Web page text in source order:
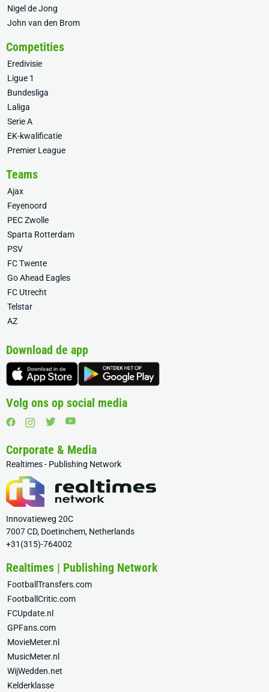
Nigel de Jong
John van den Brom
Competities
Eredivisie
Ligue 1
Bundesliga
Laliga
Serie A
EK-kwalificatie
Premier League
Teams
Ajax
Feyenoord
PEC Zwolle
Sparta Rotterdam
PSV
FC Twente
Go Ahead Eagles
FC Utrecht
Telstar
AZ
Download de app
Volg ons op social media
Corporate & Media
Realtimes - Publishing Network
Innovatieweg 20C
7007 CD, Doetinchem, Netherlands
+31(315)-764002
Realtimes | Publishing Network
FootballTransfers.com
FootballCritic.com
FCUpdate.nl
GPFans.com
MovieMeter.nl
MusicMeter.nl
WijWedden.net
Kelderklasse